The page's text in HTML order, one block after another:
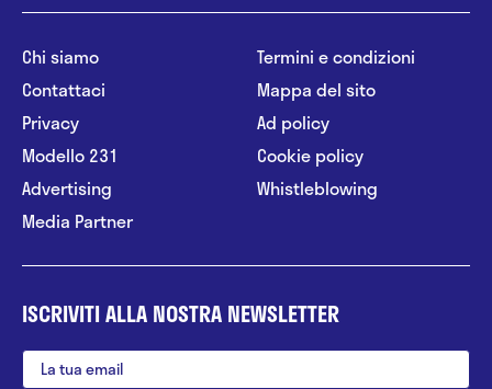
Chi siamo
Contattaci
Privacy
Modello 231
Advertising
Media Partner
Termini e condizioni
Mappa del sito
Ad policy
Cookie policy
Whistleblowing
ISCRIVITI ALLA NOSTRA NEWSLETTER